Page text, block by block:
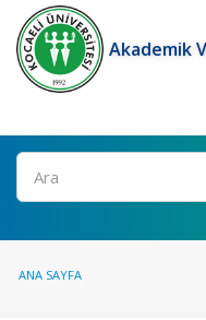
Akademik
Ara
ANA SAYFA